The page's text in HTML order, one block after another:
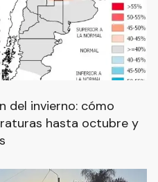
del invierno: cómo
hasta octubre y